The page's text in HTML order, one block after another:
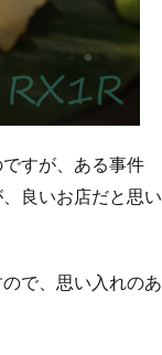
すが、ある事件
良いお店だと思い
で、思い入れのあ